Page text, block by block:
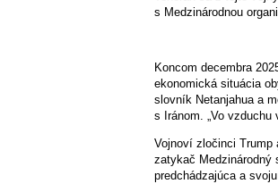
s Medzinárodnou
Koncom decembra
ekonomická situácia
slovník Netanjahua a
s Iránom. „Vo vzduchu
Vojnoví zločinci Trump
zatykač Medzinárodný
predchádzajúca a